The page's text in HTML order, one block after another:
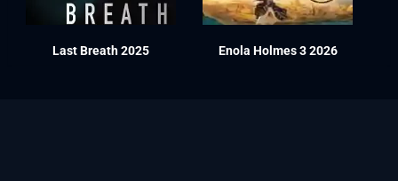
Last Breath 2025 Enola Holmes 3 2026